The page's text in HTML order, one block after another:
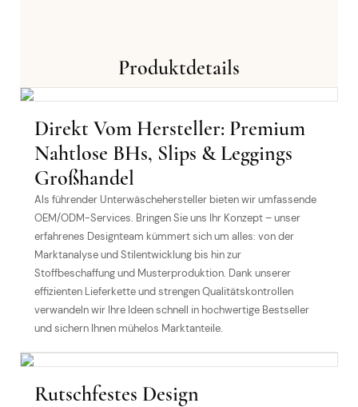
Produktdetails
Direkt Vom Hersteller: Premium
Nahtlose BHs, Slips & Leggings
Großhandel
Als führender Unterwäschehersteller bieten wir umfassende
OEM/ODM-Services. Bringen Sie uns Ihr Konzept – unser
erfahrenes Designteam kümmert sich um alles: von der
Marktanalyse und Stilentwicklung bis hin zur
Stoffbeschaffung und Musterproduktion. Dank unserer
effizienten Lieferkette und strengen Qualitätskontrollen
verwandeln wir Ihre Ideen schnell in hochwertige Bestseller
und sichern Ihnen mühelos Marktanteile.
Rutschfestes Design